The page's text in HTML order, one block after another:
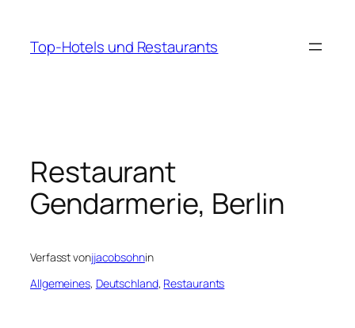
springen
Top-Hotels und Restaurants
Restaurant
Gendarmerie, Berlin
Verfasst vonjjacobsohnin
Allgemeines, Deutschland, Restaurants